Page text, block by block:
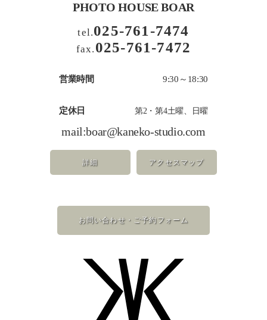
PHOTO HOUSE BOAR
tel.025-761-7474
fax. 025-761-7472
営業時間 9:30～18:30
定休日 第2・第4土曜、日曜
mail:boar@kaneko-studio.com
詳細 アクセスマップ
お問い合わせ・ご予約フォーム